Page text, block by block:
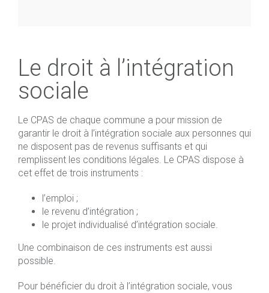
Le droit à l’intégration
sociale
Le CPAS de chaque commune a pour mission de
garantir le droit à l’intégration sociale aux personnes qui
ne disposent pas de revenus suffisants et qui
remplissent les conditions légales. Le CPAS dispose à
cet effet de trois instruments :
l’emploi ;
le revenu d’intégration ;
le projet individualisé d’intégration sociale.
Une combinaison de ces instruments est aussi
possible.
Pour bénéficier du droit à l’intégration sociale, vous